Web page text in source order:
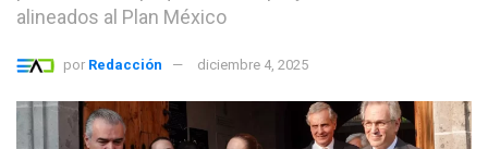
alineados al Plan México
por Redacción diciembre 4, 2025